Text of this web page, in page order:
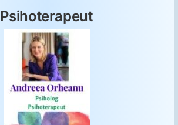
Psihoterapeut